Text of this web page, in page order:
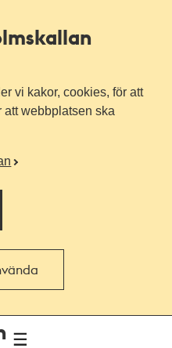
vi kakor, cookies, för att
att webbplatsen ska